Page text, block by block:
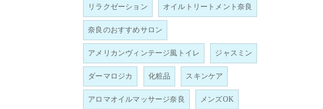
リラクゼーション オイルトリートメント奈良
奈良のおすすめサロン
アメリカンヴィンテージ風トイレ ジャスミン
ダーマロジカ 化粧品 スキンケア
アロマオイルマッサージ奈良 メンズOK